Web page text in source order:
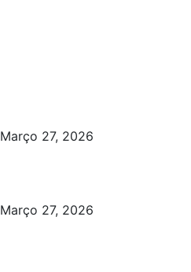
Março 27, 2026
Março 27, 2026